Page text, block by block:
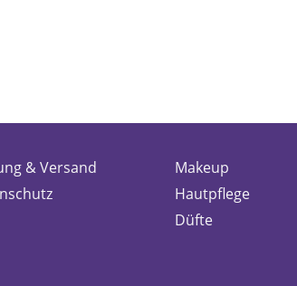
& Versand
Makeup
Hautpflege
Düfte